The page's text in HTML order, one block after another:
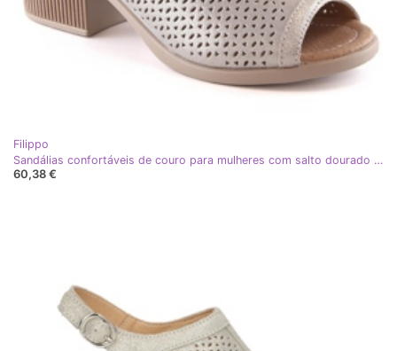
Filippo
Sandálias confortáveis ​​de couro para mulheres com salto dourado Filippo DS4475
60,38 €